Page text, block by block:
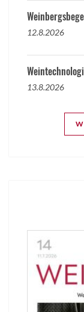
12.8.2026
13.8.2026